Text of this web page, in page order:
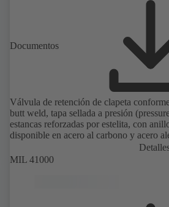
Documentos
Válvula de retención de clapeta
butt weld, tapa sellada a presión
estancas reforzadas por estelita, con
disponible en acero al carbono y acero
MIL 41000